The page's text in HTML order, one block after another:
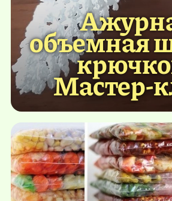
объемная
Мастер-